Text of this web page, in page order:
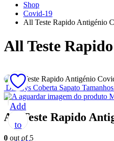
Shop
Covid-19
All Teste Rapido Antigénio
All Teste
Diadays Coberta Sapato
All Teste Rapido
0 out of 5
Add
to